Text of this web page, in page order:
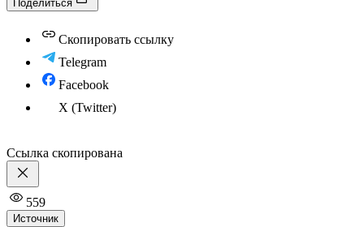
Поделиться
Скопировать ссылку
Telegram
Facebook
X (Twitter)
Ссылка скопирована
559
Источник